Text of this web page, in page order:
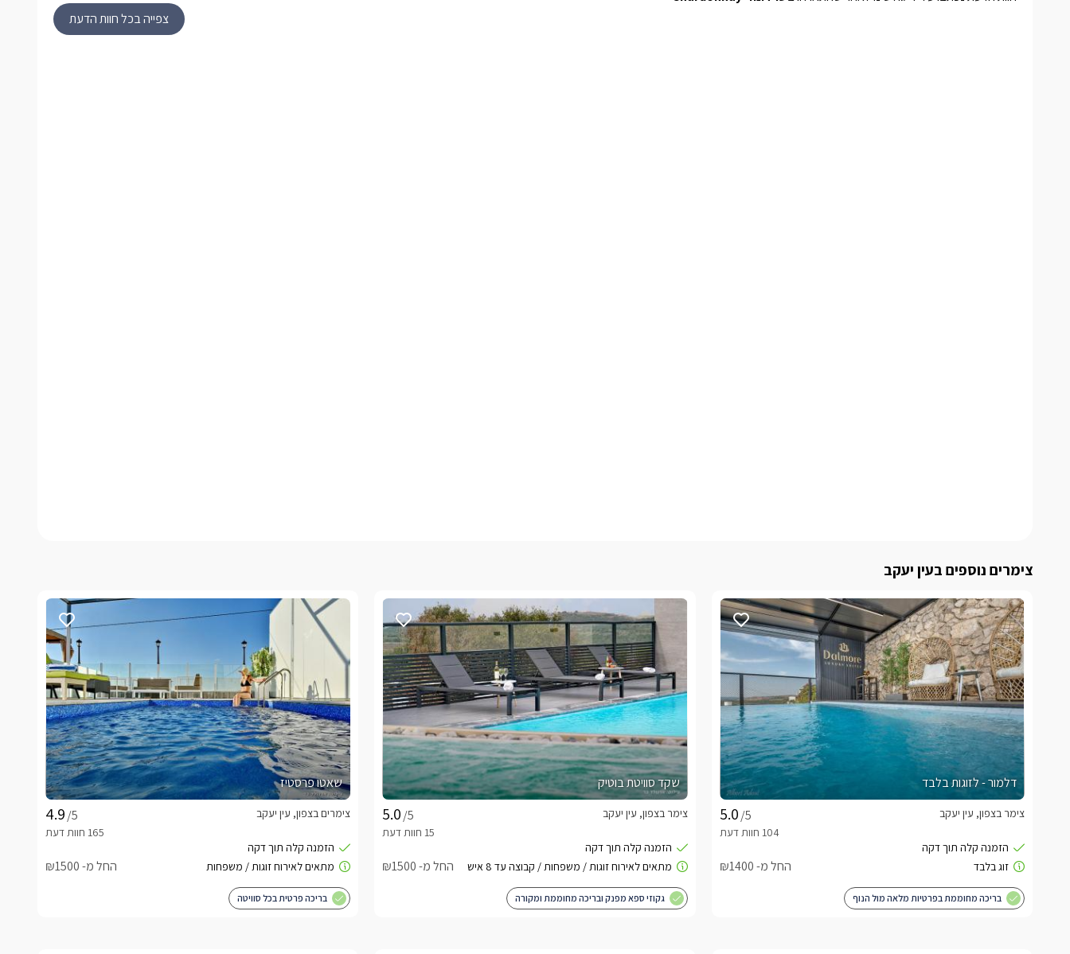
צפייה בכל חוות הדעת
צימרים נוספים בעין יעקב
דלמור - לזוגות בלבד
/5
צימר בצפון, עין יעקב
החל מ- ₪1400
בריכה מחוממת בפרטיות מלאה מול הנוף
שקד סוויטת בוטיק
/5
צימר בצפון, עין יעקב
החל מ- ₪1500
גקוזי ספא מפנק ובריכה מחוממת ומקורה
שאטו פרסטיז
/5
צימרים בצפון, עין יעקב
החל מ- ₪1500
בריכה פרטית בכל סוויטה